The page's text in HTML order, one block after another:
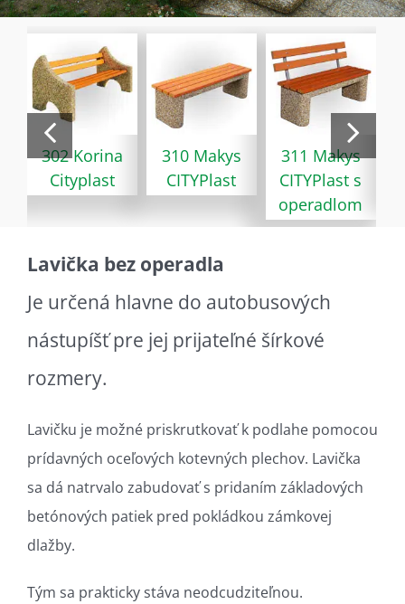
302 Korina
Cityplast
310 Makys
CITYPlast
311 Makys
CITYPlast s
operadlom
Lavička bez operadla
Je určená hlavne do autobusových
nástupíšť pre jej prijateľné šírkové
rozmery.
Lavičku je možné priskrutkovať k podlahe pomocou
prídavných oceľových kotevných plechov. Lavička
sa dá natrvalo zabudovať s pridaním základových
betónových patiek pred pokládkou zámkovej
dlažby.
Tým sa prakticky stáva neodcudziteľnou.